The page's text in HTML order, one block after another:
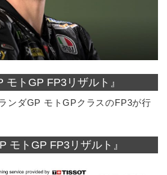
モトGP FP3リザルト』
ンダGP モトGPクラスのFP3が行
モトGP FP3リザルト』